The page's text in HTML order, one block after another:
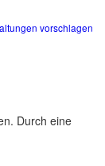
vorschlagen
Durch eine